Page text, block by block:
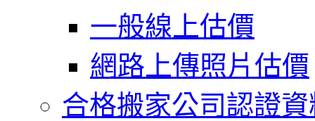
一般線上估價
網路上傳照片估價
合格搬家公司認證資